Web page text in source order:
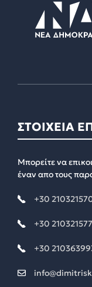
ΣΤΟΙΧΕΙΑ
Μπορείτε να
έναν απο τους
+30
+30
+30